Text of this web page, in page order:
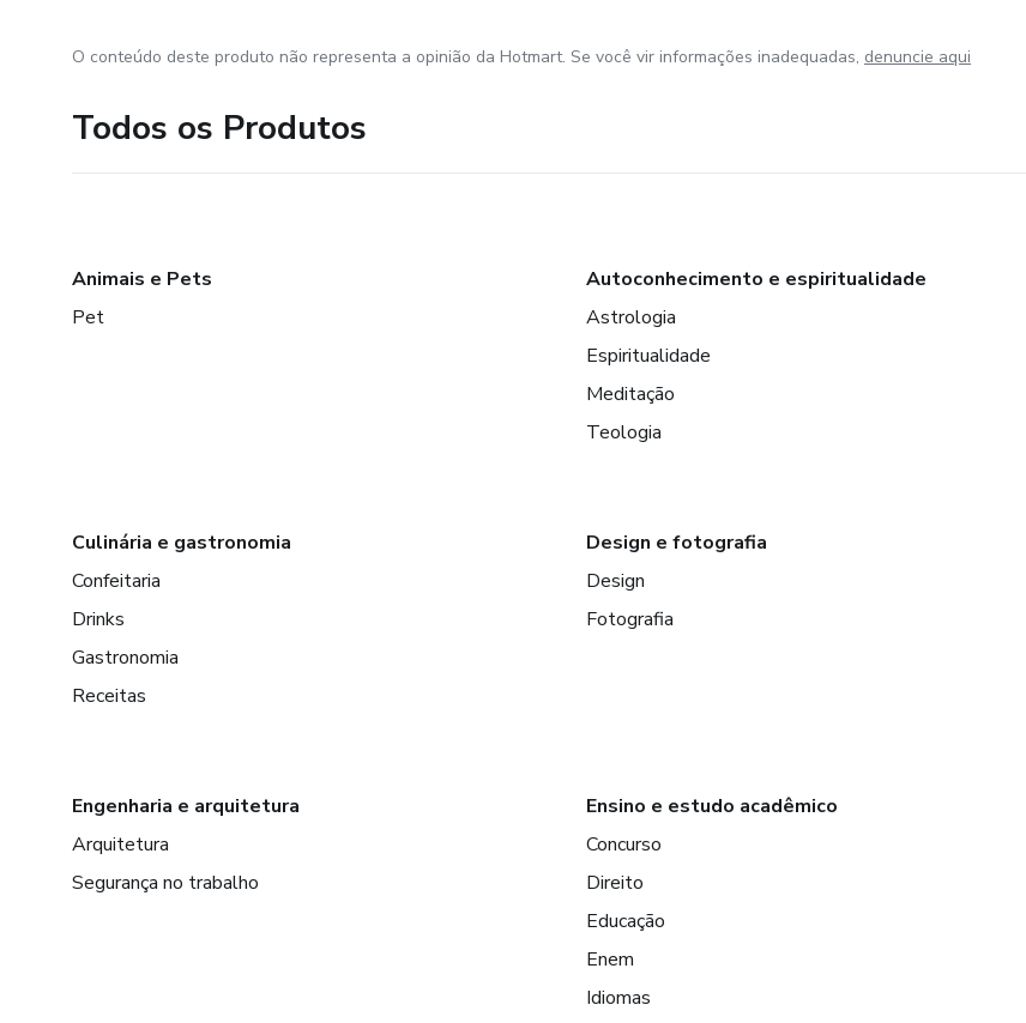
O conteúdo deste produto não representa a opinião da Hotmart. Se você vir informações inadequadas, denuncie aqui
Todos os Produtos
Animais e Pets
Pet
Autoconhecimento e espiritualidade
Astrologia
Espiritualidade
Meditação
Teologia
Culinária e gastronomia
Confeitaria
Drinks
Gastronomia
Receitas
Design e fotografia
Design
Fotografia
Engenharia e arquitetura
Arquitetura
Segurança no trabalho
Ensino e estudo acadêmico
Concurso
Direito
Educação
Enem
Idiomas